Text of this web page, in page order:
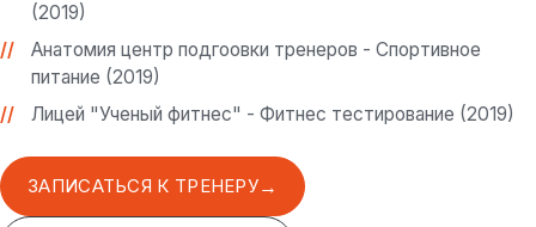
(2019)
Анатомия центр подгоовки тренеров - Спортивное
питание (2019)
Лицей "Ученый фитнес" - Фитнес тестирование (2019)
ЗАПИСАТЬСЯ К ТРЕНЕРУ